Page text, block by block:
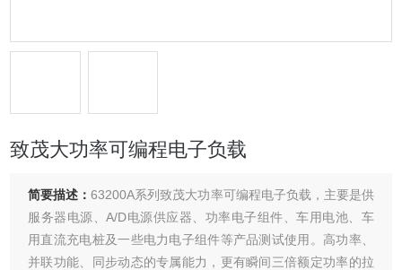
致茂大功率可编程电子负载
简要描述：63200A系列致茂大功率可编程电子负载，主要是供
服务器电源、A/D电源供应器、功率电子组件、车用电池、车
用直流充电桩及一些电力电子组件等产品测试使用。高功率、
并联功能、同步动态的专属能力，更有瞬间三倍额定功率的拉